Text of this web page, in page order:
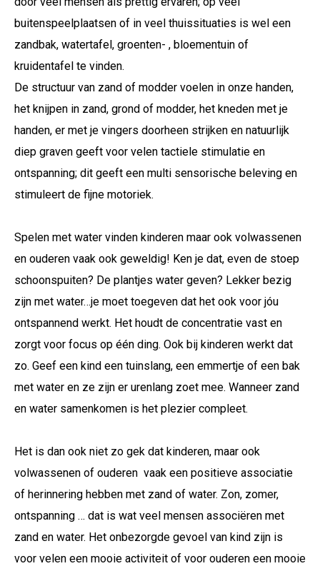
buitenspeelplaatsen of in veel thuissituaties is wel een
zandbak, watertafel, groenten- , bloementuin of
kruidentafel te vinden.
De structuur van zand of modder voelen in onze handen,
het knijpen in zand, grond of modder, het kneden met je
handen, er met je vingers doorheen strijken en natuurlijk
diep graven geeft voor velen tactiele stimulatie en
ontspanning; dit geeft een multi sensorische beleving en
stimuleert de fijne motoriek.
Spelen met water vinden kinderen maar ook volwassenen
en ouderen vaak ook geweldig! Ken je dat, even de stoep
schoonspuiten? De plantjes water geven? Lekker bezig
zijn met water…je moet toegeven dat het ook voor jóu
ontspannend werkt. Het houdt de concentratie vast en
zorgt voor focus op één ding. Ook bij kinderen werkt dat
zo. Geef een kind een tuinslang, een emmertje of een bak
met water en ze zijn er urenlang zoet mee. Wanneer zand
en water samenkomen is het plezier compleet.
Het is dan ook niet zo gek dat kinderen, maar ook
volwassenen of ouderen vaak een positieve associatie
of herinnering hebben met zand of water. Zon, zomer,
ontspanning … dat is wat veel mensen associëren met
zand en water. Het onbezorgde gevoel van kind zijn is
voor velen een mooie activiteit of voor ouderen een mooie